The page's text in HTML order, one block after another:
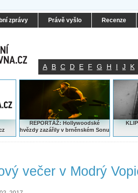
zprávy Právě vyšlo Recenze
A B C D E F G H I J K
REPORTÁŽ: Hollywoodské
hvězdy zazářily v brněnském Sonu
večer v Modrý